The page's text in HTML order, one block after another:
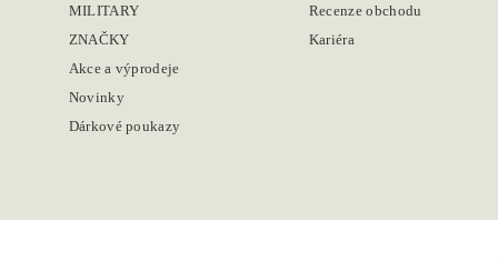
MILITARY
ZNAČKY
Akce a výprodeje
Novinky
Dárkové poukazy
Recenze obchodu
Kariéra